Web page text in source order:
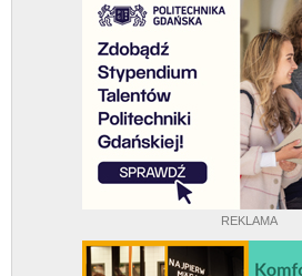
REKLAMA